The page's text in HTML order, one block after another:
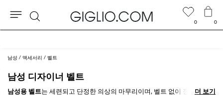
남성 액세서리 벨트
남성 디자이너 벨트
남성용 벨트는 세련되고 단정한 의상의 마무리이며, 벨트 없이 정장을 입
더 보기
더 보기
0 0
검